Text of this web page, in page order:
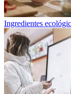
Ingredientes